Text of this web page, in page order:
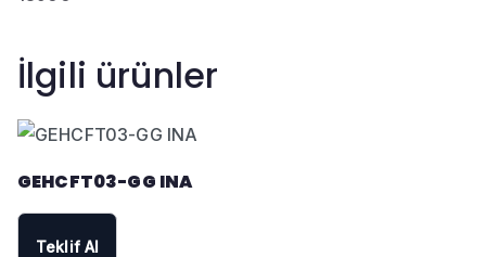
İlgili ürünler
GEHCFT03-GG INA
Teklif Al